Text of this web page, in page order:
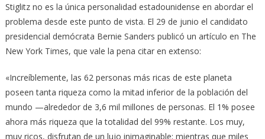
Stiglitz no es la única personalidad estadounidense en abordar el
problema desde este punto de vista. El 29 de junio el candidato
presidencial demócrata Bernie Sanders publicó un artículo en The
New York Times, que vale la pena citar en extenso:
«Increíblemente, las 62 personas más ricas de este planeta
poseen tanta riqueza como la mitad inferior de la población del
mundo —alrededor de 3,6 mil millones de personas. El 1% posee
ahora más riqueza que la totalidad del 99% restante. Los muy,
muy ricos, disfrutan de un lujo inimaginable; mientras que miles